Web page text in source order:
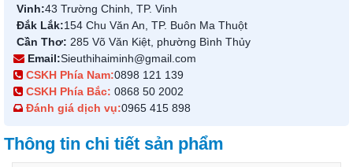
Vinh:43 Trường Chinh, TP. Vinh
Đắk Lắk:154 Chu Văn An, TP. Buôn Ma Thuột
Cần Thơ: 285 Võ Văn Kiệt, phường Bình Thủy
Email:Sieuthihaiminh@gmail.com
CSKH Phía Nam:0898 121 139
CSKH Phía Bắc: 0868 50 2002
Đánh giá dịch vụ:0965 415 898
Thông tin chi tiết sản phẩm